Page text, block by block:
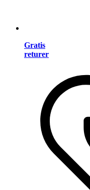
Gratis
returer